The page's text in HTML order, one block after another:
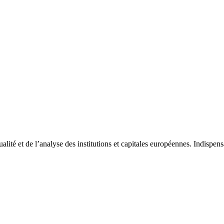
et de l’analyse des institutions et capitales européennes.